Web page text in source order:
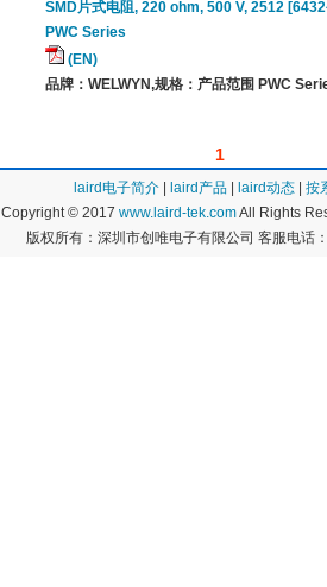
SMD片式电阻, 220 ohm, 500 V, 2512
PWC Series
(EN)
品牌：WELWYN,规格：产品范围 PWC
1
laird电子简介 laird产品 laird动态
按
Copyright © 2017 www.laird-tek.comAll Rights
版权所有：深圳市创唯电子有限公司 客服电话